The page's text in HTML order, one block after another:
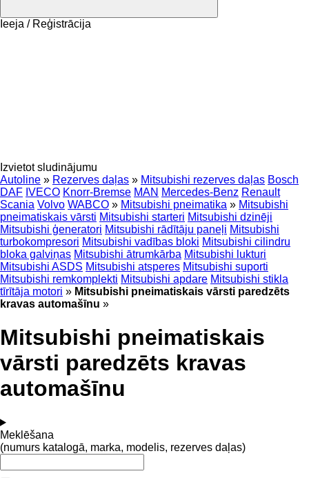
Ieeja / Reģistrācija
Izvietot sludinājumu
Autoline » Rezerves daļas » Mitsubishi rezerves daļas Bosch
DAF IVECO Knorr-Bremse MAN Mercedes-Benz Renault
Scania Volvo WABCO » Mitsubishi pneimatika » Mitsubishi
pneimatiskais vārsti Mitsubishi starteri Mitsubishi dzinēji
Mitsubishi ģeneratori Mitsubishi rādītāju paneļi Mitsubishi
turbokompresori Mitsubishi vadības bloki Mitsubishi cilindru
bloka galviņas Mitsubishi ātrumkārba Mitsubishi lukturi
Mitsubishi ASDS Mitsubishi atsperes Mitsubishi suporti
Mitsubishi remkomplekti Mitsubishi apdare Mitsubishi stikla
tīrītāja motori » Mitsubishi pneimatiskais vārsti paredzēts
kravas automašīnu »
Mitsubishi pneimatiskais
vārsti paredzēts kravas
automašīnu
Meklēšana
(numurs katalogā, marka, modelis, rezerves daļas)